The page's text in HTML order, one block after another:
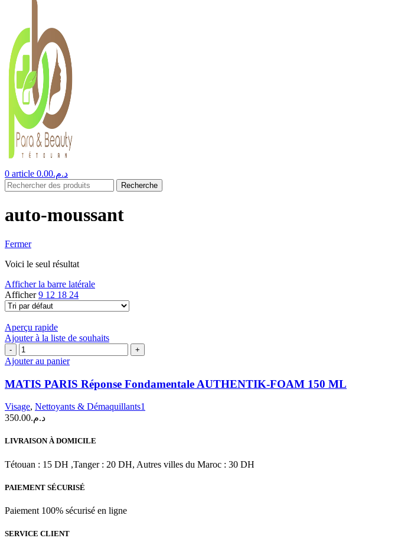
0 article د.م.0.00
Recherche
auto-moussant
Fermer
Voici le seul résultat
Afficher la barre latérale
Afficher9 12 18 24
Aperçu rapide
Ajouter à la liste de souhaits
quantité
de
PARIS
Réponse
Fondamentale
AUTHENTIK-
FOAM
ML
Ajouter au panier
MATIS PARIS Réponse Fondamentale AUTHENTIK-FOAM 150 ML
Visage, Nettoyants & Démaquillants1
د.م.350.00
LIVRAISON À DOMICILE
Tétouan : 15 DH ,Tanger : 20 DH, Autres villes du Maroc : 30 DH
PAIEMENT SÉCURISÉ
Paiement 100% sécurisé en ligne
SERVICE CLIENT